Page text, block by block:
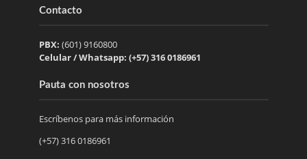
Contacto
PBX: (601) 9160800
Celular / Whatsapp: (+57) 316 0186961
Pauta con nosotros
Escríbenos para más información
(+57) 316 0186961